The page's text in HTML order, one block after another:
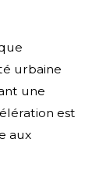
urbaine
une
est
aux